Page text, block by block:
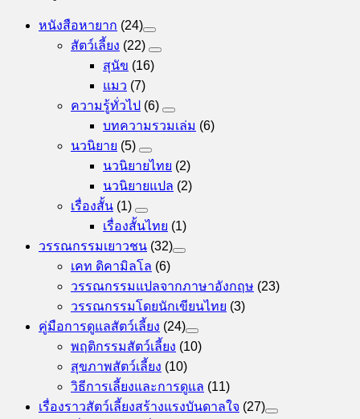
หนังสือหายาก (24)
สัตว์เลี้ยง (22)
สุนัข (16)
แมว (7)
ความรู้ทั่วไป (6)
บทความรวมเล่ม (6)
นวนิยาย (5)
นวนิยายไทย (2)
นวนิยายแปล (2)
เรื่องสั้น (1)
เรื่องสั้นไทย (1)
วรรณกรรมเยาวชน (32)
เคท ดิคามิลโล (6)
วรรณกรรมแปลจากภาษาอังกฤษ (23)
วรรณกรรมโดยนักเขียนไทย (3)
คู่มือการดูแลสัตว์เลี้ยง (24)
พฤติกรรมสัตว์เลี้ยง (10)
สุขภาพสัตว์เลี้ยง (10)
วิธีการเลี้ยงและการดูแล (11)
เรื่องราวสัตว์เลี้ยงสร้างแรงบันดาลใจ (27)